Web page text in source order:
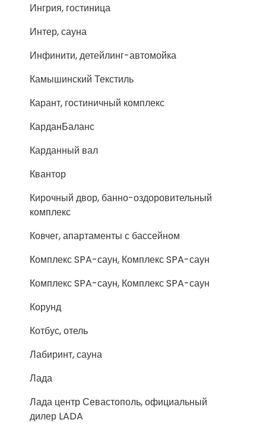
Ингрия, гостиница
Интер, сауна
Инфинити, детейлинг-автомойка
Камышинский Текстиль
Карант, гостиничный комплекс
КарданБаланс
Карданный вал
Квантор
Кирочный двор, банно-оздоровительный
комплекс
Ковчег, апартаменты с бассейном
Комплекс SPA-саун, Комплекс SPA-саун
Комплекс SPA-саун, Комплекс SPA-саун
Корунд
Котбус, отель
Лабиринт, сауна
Лада
Лада центр Севастополь, официальный
дилер LADA